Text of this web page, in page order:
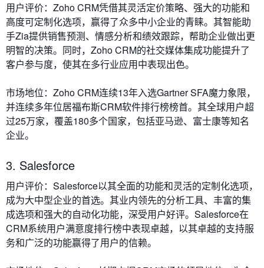
用户评价：Zoho CRM凭借其灵活定价策略、强大的功能和
高度可定制化选项，赢得了众多中小企业的青睐。其智能助
手Zia提供销售预测、情感分析和绩效跟踪，帮助企业做出更
明智的决策。同时，Zoho CRM的社交媒体集成功能提升了
客户参与度，使其在多行业应用中表现出色。
市场地位：Zoho CRM连续13年入选Gartner SFA魔力象限，
并连续多年位居福布斯CRM软件排行榜榜首。其全球用户超
过25万家，覆盖180多个国家，包括亚马逊、富士康等知名
企业。
3. Salesforce
用户评价：Salesforce以其全面的功能和灵活的定制化选项，
成为大中型企业的首选。其业内领先的分析工具、丰富的集
成选项和强大的自动化功能，深受用户好评。Salesforce在
CRM系统用户满意度排行榜中表现卓越，以其卓越的支持服
务和广泛的功能赢得了用户的信赖。